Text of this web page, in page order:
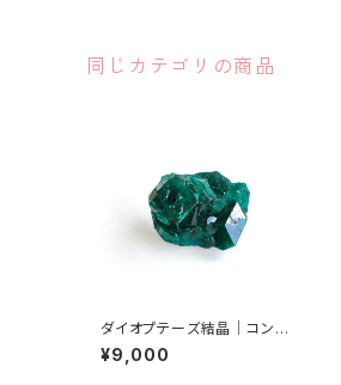
同じカテゴリの商品
ダイオプテーズ結晶｜コンゴ
産
¥9,000